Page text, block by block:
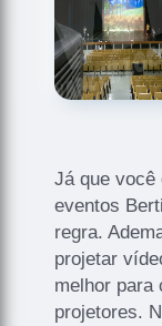
Já que você
eventos
regra.
projetar
melhor para
projetores.